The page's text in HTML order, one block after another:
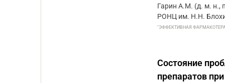
Гарин А.М. (д. м. н.,
РОНЦ им. Н.Н.
"ЭФФЕКТИВНАЯ
Состояние
препаратов